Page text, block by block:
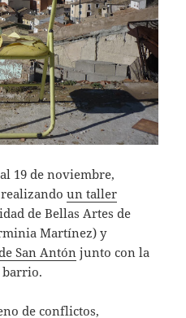
19 de noviembre,
realizandoun taller
de Bellas Artes de
Martínez) y
San Antón junto con la
barrio.
de conflictos,